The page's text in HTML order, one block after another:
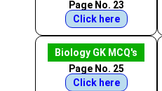
Page No. 23
Click here
Biology GK MCQ's
Page No. 25
Click here